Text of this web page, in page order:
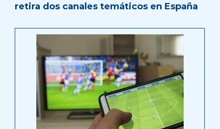
retira dos canales temáticos en España